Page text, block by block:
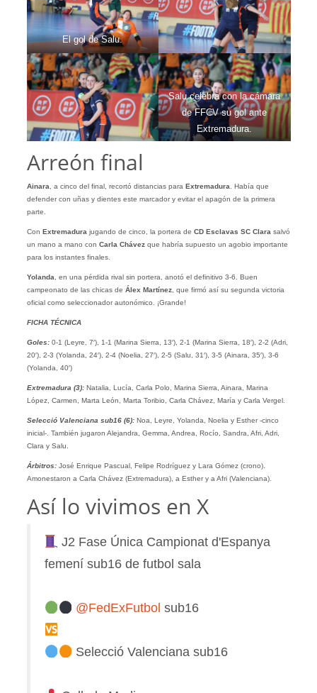
El gol de Salu.
Salu celebra con la cámara
de FFCV su gol ante
Extremadura.
Arreón final
Ainara , a cinco del final, recortó distancias para Extremadura . Había que
defender con uñas y dientes este marcador y evitar el apagón de la primera
parte.
Con Extremadura jugando de cinco, la portera de CD Esclavas SC Clara salvó
un mano a mano con Carla Chávezque habría supuesto un agobio importante
para los instantes finales.
Yolanda , en una pérdida rival sin portera, anotó el definitivo 3-6. Buen
campeonato de las chicas de Álex Martínez, que firmó así su segunda victoria
oficial como seleccionador autonómico. ¡Grande!
FICHA TÉCNICA
Goles:0-1 (Leyre, 7′), 1-1 (Marina Sierra, 13′), 2-1 (Marina Sierra, 18′), 2-2 (Adri,
20′), 2-3 (Yolanda, 24′), 2-4 (Noelia, 27′), 2-5 (Salu, 31′), 3-5 (Ainara, 35′), 3-6
(Yolanda, 40′)
Extremadura (3): Natalia, Lucía, Carla Polo, Marina Sierra, Ainara, Marina
López, Carmen, Marta León, Marta Toribio, Carla Chávez, María y Carla Vergel.
Selecció Valenciana sub16 (6):Noa, Leyre, Yolanda, Noelia y Esther -cinco
inicial-. También jugaron Alejandra, Gemma, Andrea, Rocío, Sandra, Afri, Adri,
Clara y Salu.
Árbitros:José Enrique Pascual, Felipe Rodríguez y Lara Gómez (crono).
Amonestaron a Carla Chávez (Extremadura), a Esther y a Afri (Valenciana).
Así lo vivimos en X
J2 Fase Única Campionat d'Espanya
femení sub16 de futbol sala
@FedExFutbol sub16
Selecció Valenciana sub16